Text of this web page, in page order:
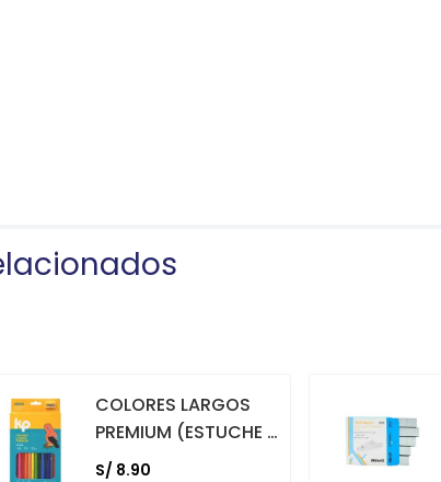
COLORES LARGOS
PREMIUM (ESTUCHE X
12)
S/ 8.90